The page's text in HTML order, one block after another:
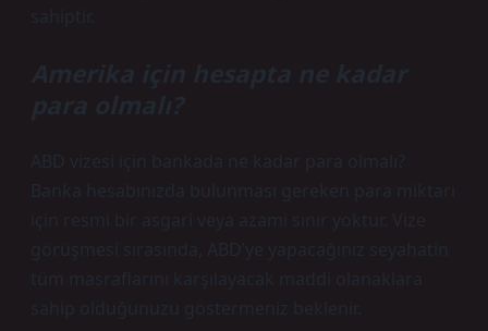
sahiptir.
Amerika için hesapta ne kadar
para olmalı?
ABD vizesi için bankada ne kadar para olmalı?
Banka hesabınızda bulunması gereken para miktarı
için resmi bir asgari veya azami sınır yoktur. Vize
görüşmesi sırasında, ABD’ye yapacağınız seyahatin
tüm masraflarını karşılayacak maddi olanaklara
sahip olduğunuzu göstermeniz beklenir.